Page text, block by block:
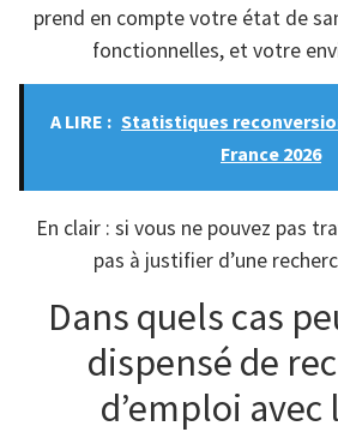
prend en compte votre état de
fonctionnelles, et votre
A LIRE : Statistiques
France 2026
En clair : si vous ne pouvez pas
pas à justifier d’une
Dans quels cas
dispensé de
d’emploi avec